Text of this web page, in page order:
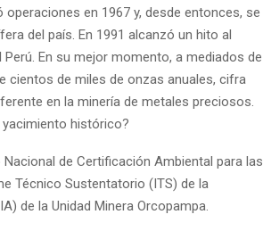
en 1967 y, desde entonces, se
del país. En 1991 alcanzó un hito al
En su mejor momento, a mediados de
cientos de miles de onzas anuales, cifra
en la minería de metales preciosos.
yacimiento histórico?
de Certificación Ambiental para las
Técnico Sustentatorio (ITS) de la
de la Unidad Minera Orcopampa.